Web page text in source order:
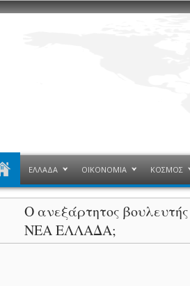
ΕΛΛΑΔΑ ΟΙΚΟΝΟΜΙΑ ΚΟΣΜΟΣ
O ανεξάρτητος
ΝΕΑ ΕΛΛΑΔΑ;